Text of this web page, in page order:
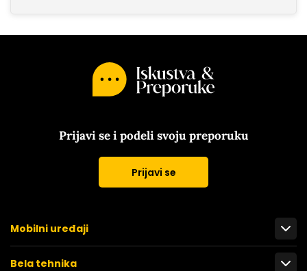
Prijavi se i podeli svoju preporuku
Prijavi se
Mobilni uređaji
Bela tehnika